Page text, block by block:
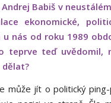
Andrej Babiš v
ekonomické,
u nás od roku 1989
teprve teď uvědomil,
dělat?
může jít o politický